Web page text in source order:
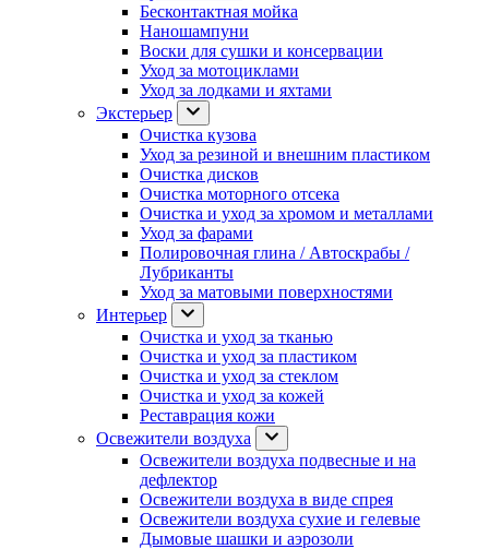
Бесконтактная мойка
Наношампуни
Воски для сушки и консервации
Уход за мотоциклами
Уход за лодками и яхтами
Экстерьер
Очистка кузова
Уход за резиной и внешним пластиком
Очистка дисков
Очистка моторного отсека
Очистка и уход за хромом и металлами
Уход за фарами
Полировочная глина / Автоскрабы /
Лубриканты
Уход за матовыми поверхностями
Интерьер
Очистка и уход за тканью
Очистка и уход за пластиком
Очистка и уход за стеклом
Очистка и уход за кожей
Реставрация кожи
Освежители воздуха
Освежители воздуха подвесные и на
дефлектор
Освежители воздуха в виде спрея
Освежители воздуха сухие и гелевые
Дымовые шашки и аэрозоли